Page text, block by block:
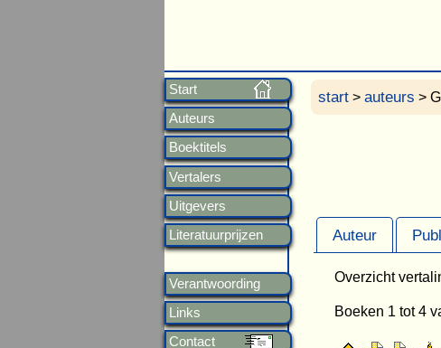
Start
Auteurs
Boektitels
Vertalers
Uitgevers
Literatuurprijzen
Verantwoording
Links
Contact
start > auteurs >
Auteur
Overzicht
Boeken 1 tot 4